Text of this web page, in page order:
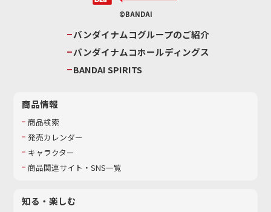
©BANDAI
バンダイナムコグループのご紹介
バンダイナムコホールディングス
BANDAI SPIRITS
商品情報
商品検索
発売カレンダー
キャラクター
商品関連サイト・SNS一覧
知る・楽しむ